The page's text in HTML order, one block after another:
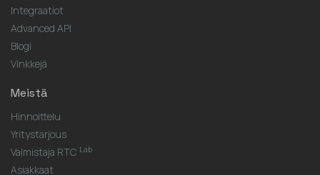
Integraatiot
Advanced API
Blogi
Vinkkejä
Meistä
Hinnoittelu
Yritystarjous
Valmistaja RTC Lab
Asiakkaat